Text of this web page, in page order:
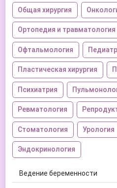
Общая хирургия
Ортопедия и травматология
Офтальмология
Пластическая хирургия
Психиатрия
Ревматология
Стоматология Урология
Эндокринология
Ведение беременности